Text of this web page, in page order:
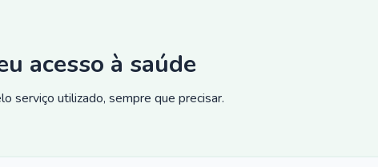
acesso à saúde
serviço utilizado, sempre que precisar.